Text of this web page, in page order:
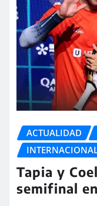
ACTUALIDAD
Tapia y
semifinal